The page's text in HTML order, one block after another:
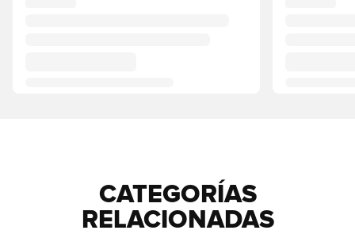
CATEGORÍAS
RELACIONADAS